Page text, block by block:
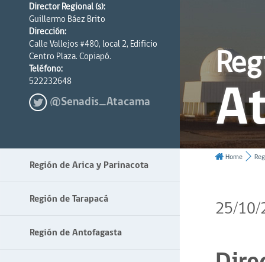
Director Regional (s):
Guillermo Báez Brito
Dirección:
Calle Vallejos #480, local 2, Edificio
Centro Plaza. Copiapó.
Teléfono:
522232648
@Senadis_Atacama
Región de Arica y Parinacota
Región de Tarapacá
Región de Antofagasta
Home
25/